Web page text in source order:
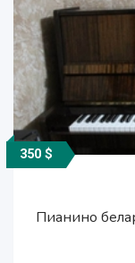
350 $
Пианино